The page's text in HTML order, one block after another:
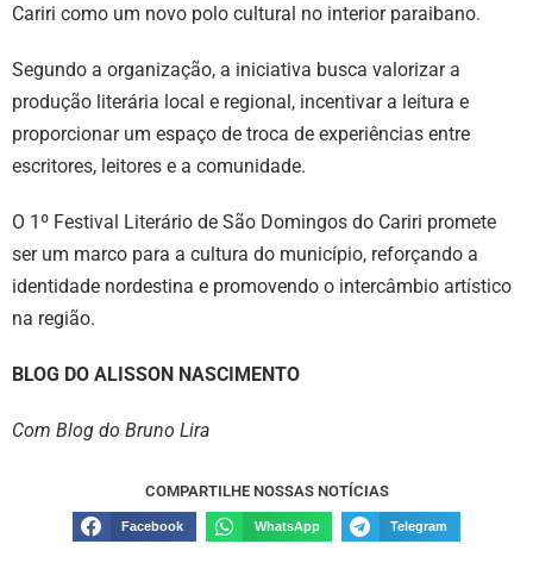
Cariri como um novo polo cultural no interior paraibano.
Segundo a organização, a iniciativa busca valorizar a
produção literária local e regional, incentivar a leitura e
proporcionar um espaço de troca de experiências entre
escritores, leitores e a comunidade.
O 1º Festival Literário de São Domingos do Cariri promete
ser um marco para a cultura do município, reforçando a
identidade nordestina e promovendo o intercâmbio artístico
na região.
BLOG DO ALISSON NASCIMENTO
Com Blog do Bruno Lira
COMPARTILHE NOSSAS NOTÍCIAS
Facebook WhatsApp Telegram